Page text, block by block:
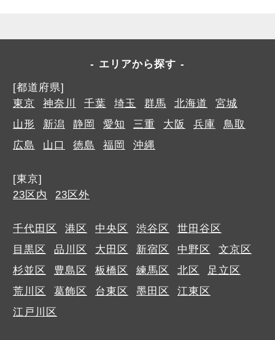
エリアから探す
[都道府県]
東京
神奈川 千葉 埼玉 群馬 北海道
宮城
山形
新潟 静岡 愛知 三重 大阪 兵庫
鳥取
広島
山口 徳島 福岡 沖縄
[東京]
23区内
23区外
千代田区 港区 中央区 渋谷区
世田谷区
目黒区
品川区 大田区 新宿区 中野区
文京区
杉並区
豊島区 板橋区 練馬区 北区
足立区
荒川区
葛飾区 台東区 墨田区
江東区
江戸川区